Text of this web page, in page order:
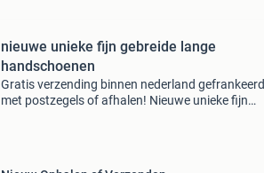
nieuwe unieke fijn gebreide lange
handschoenen
Gratis verzending binnen nederland gefrankeerd
met postzegels of afhalen! Nieuwe unieke fijn